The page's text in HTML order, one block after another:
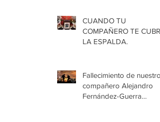
CUANDO TU
COMPAÑERO TE
LA ESPALDA.
Fallecimiento de nuestro
compañero Alejandro
Fernández-Guerra